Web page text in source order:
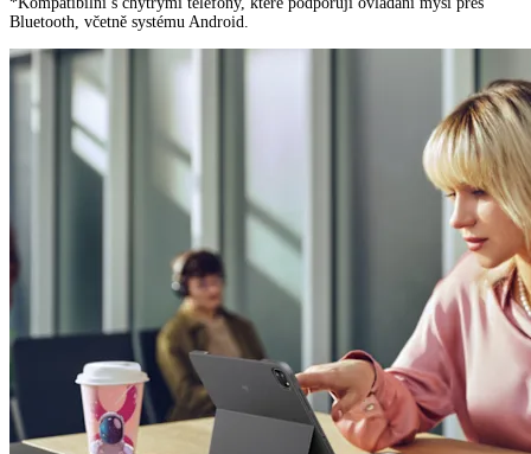
Bluetooth, včetně systému Android.